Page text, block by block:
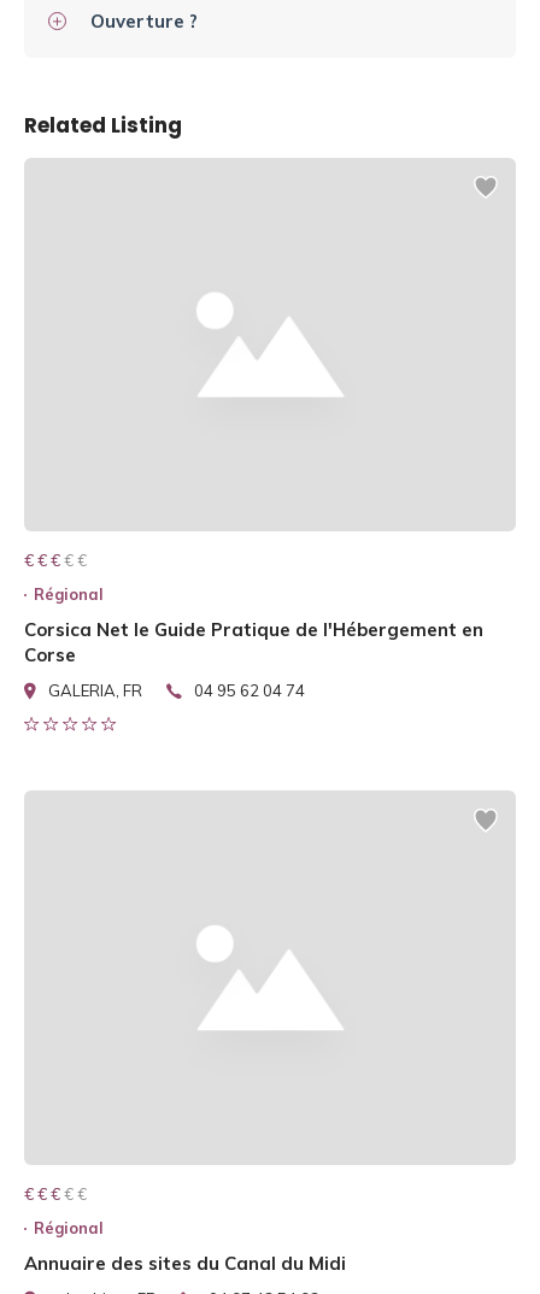
Ouverture ?
Related Listing
€ € € € €
€ € €
Régional
Corsica Net le Guide Pratique de l'Hébergement en
Corse
GALERIA, FR 04 95 62 04 74
€ € € € €
€ € €
Régional
Annuaire des sites du Canal du Midi